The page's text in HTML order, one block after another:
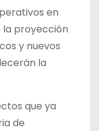
en
la proyección
y nuevos
la
que ya
de